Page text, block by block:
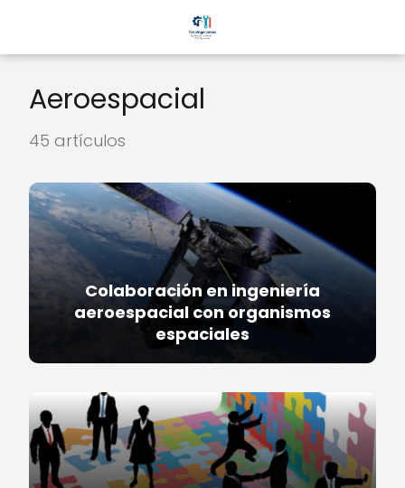
Aeroespacial
45 artículos
Colaboración en ingeniería
aeroespacial con organismos
espaciales